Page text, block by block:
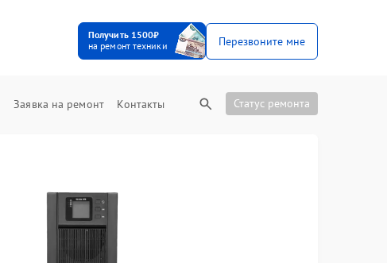
Получить 1500₽
на ремонт техники
Перезвоните мне
Заявка на ремонт Контакты Статус ремонта